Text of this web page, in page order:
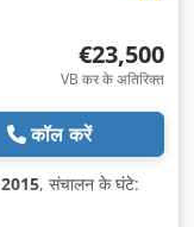
€23,500
VB कर के अतिरिक्त
कॉल करें
2015, संचालन के घंटे: